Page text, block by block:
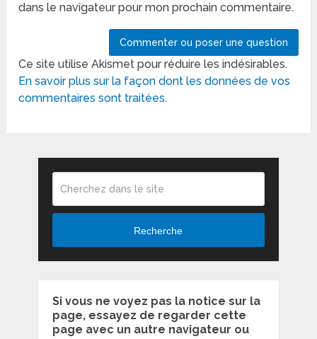
dans le navigateur pour mon prochain commentaire.
Ce site utilise Akismet pour réduire les indésirables.
En savoir plus sur la façon dont les données de vos
commentaires sont traitées.
Recherche
Si vous ne voyez pas la notice sur la
page, essayez de regarder cette
page avec un autre navigateur ou